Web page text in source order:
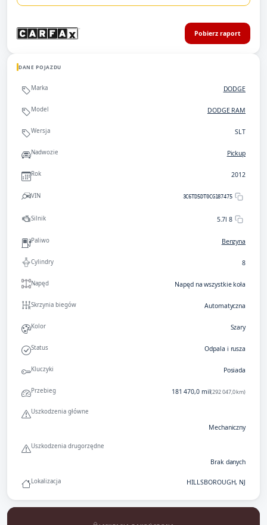
Pobierz raport
DANE POJAZDU
Marka DODGE
Model DODGE RAM
Wersja SLT
Nadwozie Pickup
Rok 2012
VIN 3C6TD5DT0CG187475
Silnik 5.7l 8
Paliwo Benzyna
Cylindry 8
Napęd Napęd na wszystkie koła
Skrzynia biegów Automatyczna
Kolor Szary
Status Odpala i rusza
Kluczyki Posiada
Przebieg 181 470,0 mil(292 047,0 km)
Uszkodzenia główne
Mechaniczny
Uszkodzenia drugorzędne
Brak danych
Lokalizacja HILLSBOROUGH, NJ